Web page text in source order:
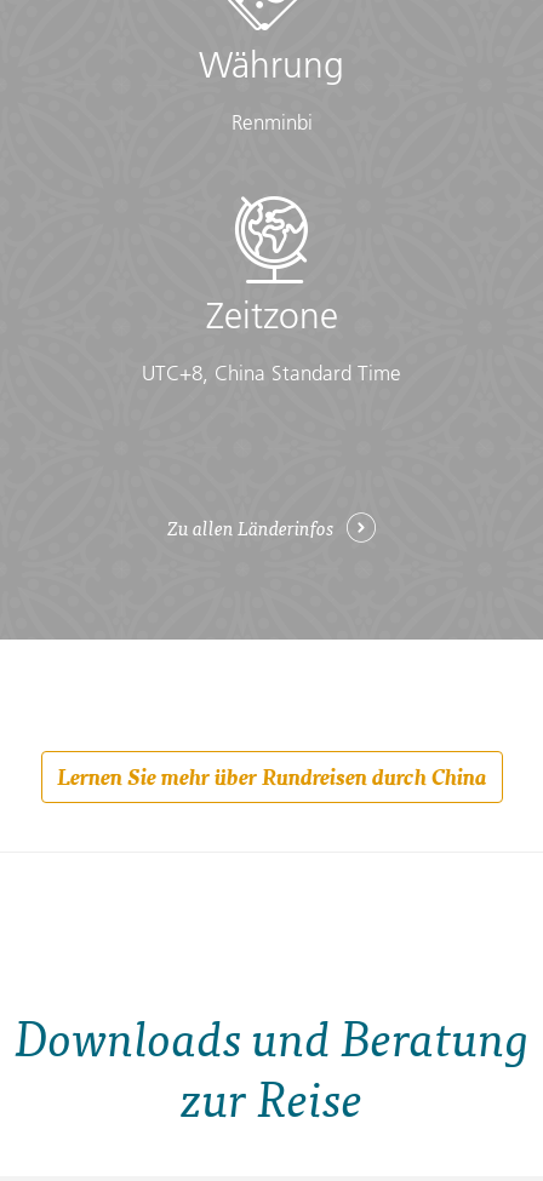
Währung
Renminbi
Zeitzone
UTC+8, China Standard Time
Zu allen Länderinfos
Lernen Sie mehr über Rundreisen durch China
Downloads und Beratung
zur Reise